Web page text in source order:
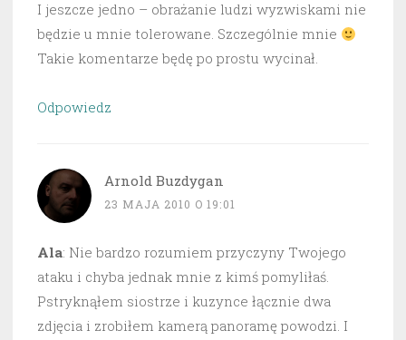
I jeszcze jedno – obrażanie ludzi wyzwiskami nie
będzie u mnie tolerowane. Szczególnie mnie
Takie komentarze będę po prostu wycinał.
Odpowiedz
Arnold Buzdygan
23 MAJA 2010 O 19:01
Ala: Nie bardzo rozumiem przyczyny Twojego
ataku i chyba jednak mnie z kimś pomyliłaś.
Pstryknąłem siostrze i kuzynce łącznie dwa
zdjęcia i zrobiłem kamerą panoramę powodzi. I